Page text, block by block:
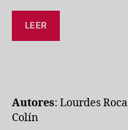
LEER
Autores: Lourdes
Colín